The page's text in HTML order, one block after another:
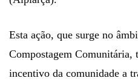
Esta ação, que surge no
Compostagem
incentivo da comunidade a